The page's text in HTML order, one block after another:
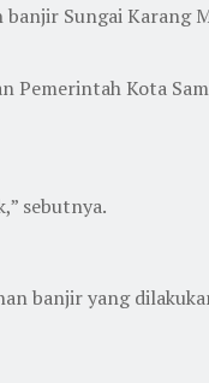
Sungai Karang
Pemerintah Kota
sebutnya.
banjir yang